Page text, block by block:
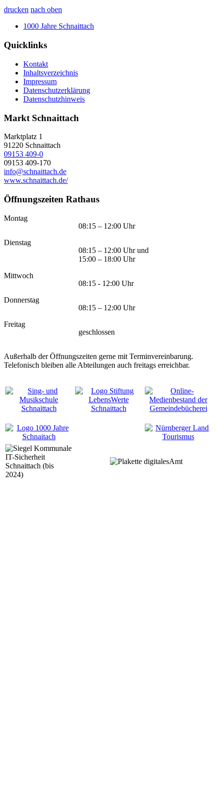
drucken nach oben
1000 Jahre Schnaittach
Quicklinks
Kontakt
Inhaltsverzeichnis
Impressum
Datenschutzerklärung
Datenschutzhinweis
Markt Schnaittach
Marktplatz 1
91220 Schnaittach
09153 409-0
09153 409-170
info@schnaittach.de
www.schnaittach.de/
Öffnungszeiten Rathaus
Montag
08:15 – 12:00 Uhr
Dienstag
08:15 – 12:00 Uhr und
15:00 – 18:00 Uhr
Mittwoch
08:15 - 12:00 Uhr
Donnerstag
08:15 – 12:00 Uhr
Freitag
geschlossen
Außerhalb der Öffnungszeiten gerne mit Terminvereinbarung.
Telefonisch bleiben alle Abteilungen auch freitags erreichbar.